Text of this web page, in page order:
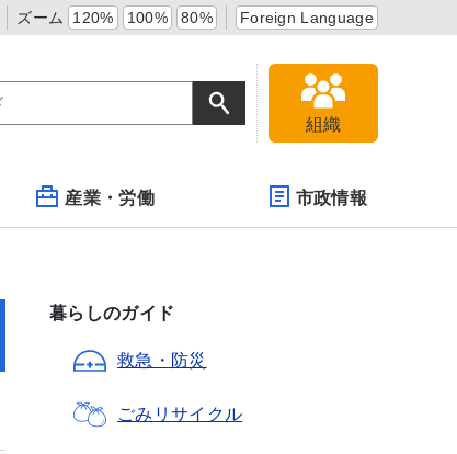
ズーム 120% 100% 80% Foreign Language
組織
産業・労働 市政情報
暮らしのガイド
救急・防災
ごみ リサイクル